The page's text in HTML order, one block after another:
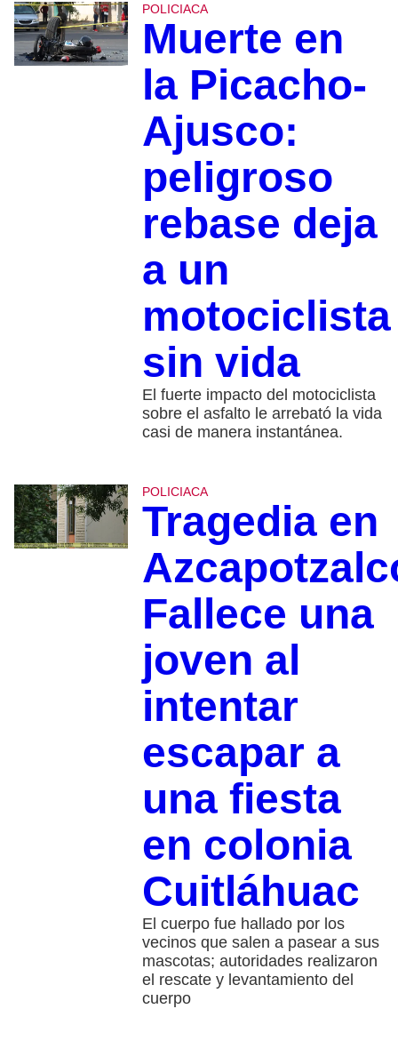
POLICIACA
Muerte en
la Picacho-
Ajusco:
peligroso
rebase deja
a un
motociclista
sin vida
El fuerte impacto del motociclista
sobre el asfalto le arrebató la vida
casi de manera instantánea.
POLICIACA
Tragedia en
Fallece una
joven al
intentar
escapar a
una fiesta
en colonia
Cuitláhuac
El cuerpo fue hallado por los
vecinos que salen a pasear a sus
mascotas; autoridades realizaron
el rescate y levantamiento del
cuerpo